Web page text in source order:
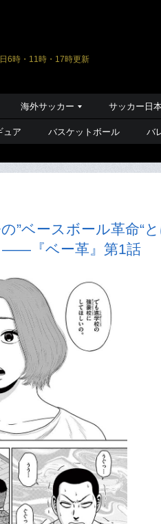
6時・11時・17時更新
海外サッカー サッカー日
ュア バスケットボール バ
”ベースボール革命“
――『ベー革』第1話